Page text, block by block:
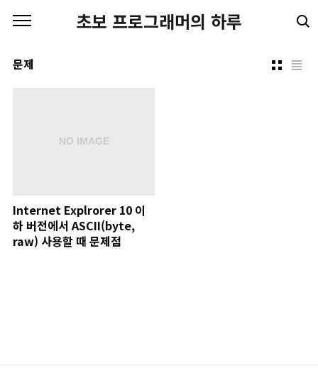
초보 프로그래머의 하루
문제
Internet Explrorer 10 이
하 버전에서 ASCII(byte,
raw) 사용할 때 문제점